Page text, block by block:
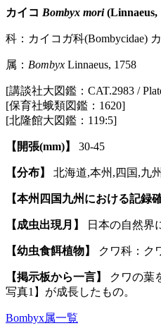
カイコ Bombyx mori(Linnaeus,
科：カイコガ科(Bombycidae)
属： Bombyx Linnaeus, 1758
[講談社大図鑑：CAT.2983 /
[保育社蛾類図鑑：1620]
[北隆館大図鑑：119:5]
【開張(mm)】 30-45
【分布】 北海道,本州,四国,九
【本州四国九州における記録
【成虫出現月】 日本の自然界
【幼虫食餌植物】 クワ科：
【掲示板から一言】
クワの葉
写真1】が成長したもの。
Bombyx属一覧